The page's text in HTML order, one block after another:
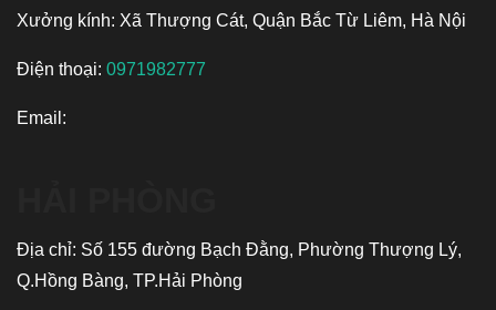
Xưởng kính: Xã Thượng Cát, Quận Bắc Từ Liêm, Hà Nội
Điện thoại: 0971982777
Email:
Địa chỉ: Số 155 đường Bạch Đằng, Phường Thượng Lý,
Q.Hồng Bàng, TP.Hải Phòng